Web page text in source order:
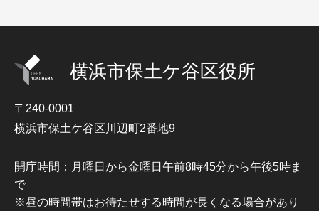
横浜市保土ケ谷区役所
〒240-0001
横浜市保土ケ谷区川辺町2番地9
開庁時間：月曜日から金曜日午前8時45分から午後5時ま
で
※昼の時間帯はお待たせする時間が長くなる場合があり